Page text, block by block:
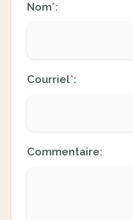
Nom*:
Courriel*:
Commentaire: